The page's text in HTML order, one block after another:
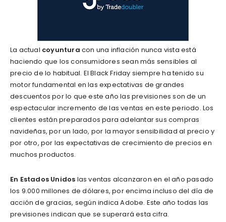
La actual coyuntura con una inflación nunca vista está
haciendo que los consumidores sean más sensibles al
precio de lo habitual. El Black Friday siempre ha tenido su
motor fundamental en las expectativas de grandes
descuentos por lo que este año las previsiones son de un
espectacular incremento de las ventas en este periodo. Los
clientes están preparados para adelantar sus compras
navideñas, por un lado, por la mayor sensibilidad al precio y
por otro, por las expectativas de crecimiento de precios en
muchos productos.
En Estados Unidos las ventas alcanzaron en el año pasado
los 9.000 millones de dólares, por encima incluso del día de
acción de gracias, según indica Adobe. Este año todas las
previsiones indican que se superará esta cifra.